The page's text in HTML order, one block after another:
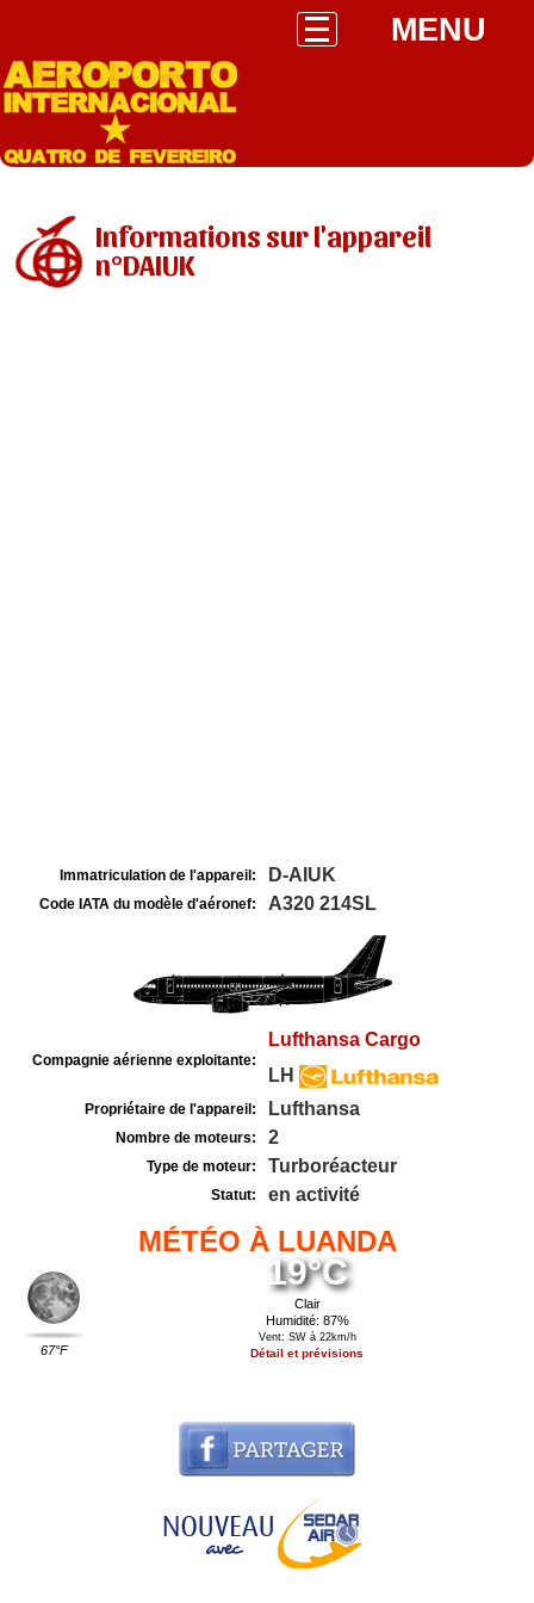
MENU
Informations sur l'appareil
n°DAIUK
Immatriculation de l'appareil: D-AIUK
Code IATA du modèle d'aéronef: A320 214SL
Compagnie aérienne exploitante:
Lufthansa Cargo
LH
Propriétaire de l'appareil: Lufthansa
Nombre de moteurs: 2
Type de moteur: Turboréacteur
Statut: en activité
MÉTÉO À LUANDA
67°F
19°C
Clair
Humidité: 87%
Vent: SW à 22km/h
Détail et prévisions